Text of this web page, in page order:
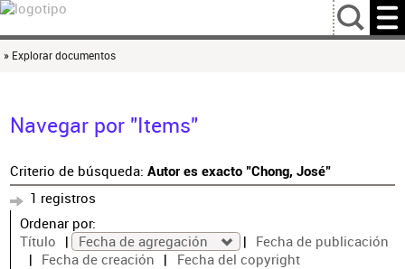
…
» Explorar documentos
Navegar por "Items"
Criterio de búsqueda: Autor es exacto "Chong, José"
1 registros
Ordenar por:
Título
Fecha de agregación
Fecha de publicación
Fecha de creación
Fecha del copyright